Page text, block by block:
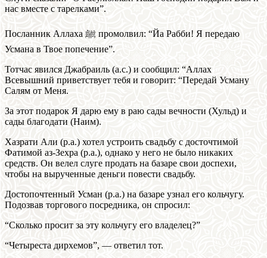
нас вместе с тарелками”.
Посланник Аллаха ﷺ промолвил: “Йа Рабби! Я передаю
Усмана в Твое попечение”.
Тотчас явился Джабраиль (а.с.) и сообщил: “Аллах
Всевышний приветствует тебя и говорит: “Передай Усману
Салям от Меня.
За этот подарок Я дарю ему в раю сады вечности (Хульд) и
сады благодати (Наим).
Хазрати Али (р.а.) хотел устроить свадьбу с досточтимой
Фатимой аз-Зехра (р.а.), однако у него не было никаких
средств. Он велел слуге продать на базаре свои доспехи,
чтобы на вырученные деньги повести свадьбу.
Достопочтенный Усман (р.а.) на базаре узнал его кольчугу.
Подозвав торгового посредника, он спросил:
“Сколько просит за эту кольчугу его владелец?”
“Четыреста дирхемов”, — ответил тот.